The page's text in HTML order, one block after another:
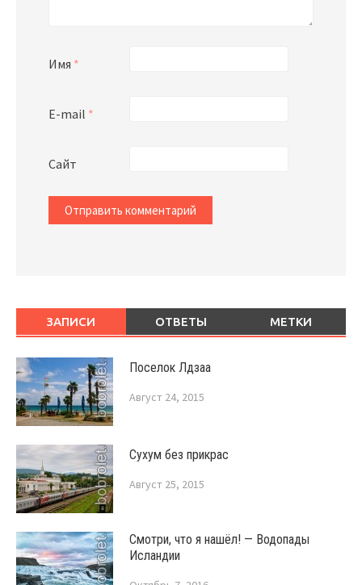
Имя *
E-mail *
Сайт
ЗАПИСИ ОТВЕТЫ МЕТКИ
Поселок Лдзаа
Август 24, 2015
Сухум без прикрас
Август 25, 2015
Смотри, что я нашёл! — Водопады
Исландии